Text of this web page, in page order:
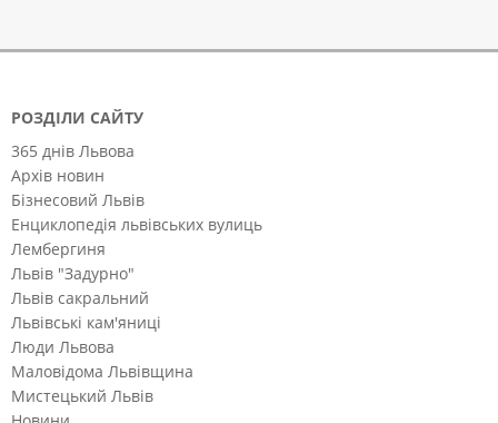
РОЗДІЛИ САЙТУ
365 днів Львова
Архів новин
Бізнесовий Львів
Енциклопедія львівських вулиць
Лембергиня
Львів "Задурно"
Львів сакральний
Львівські кам'яниці
Люди Львова
Маловідома Львівщина
Мистецький Львів